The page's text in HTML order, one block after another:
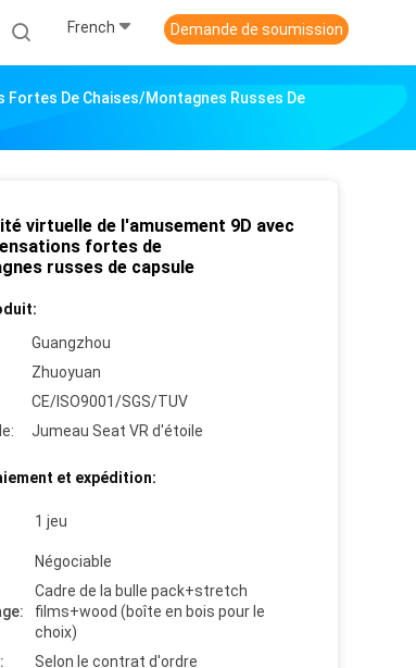
French Demande de soumission
Fortes De Chaises/montagnes Russes De
virtuelle de l'amusement 9D avec
fortes de
russes de capsule
Guangzhou
Zhuoyuan
CE/ISO9001/SGS/TUV
Jumeau Seat VR d'étoile
et expédition:
1 jeu
Négociable
Cadre de la bulle pack+stretch
films+wood (boîte en bois pour le
choix)
Selon le contrat d'ordre